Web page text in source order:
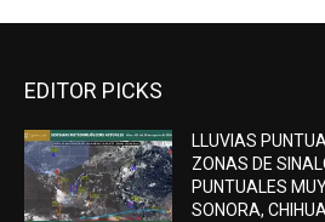
EDITOR PICKS
LLUVIAS
ZONAS DE
PUNTUALES
SONORA,